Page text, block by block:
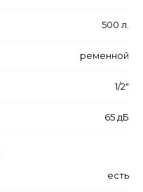
500 л.
ременной
1/2"
65 дБ
есть